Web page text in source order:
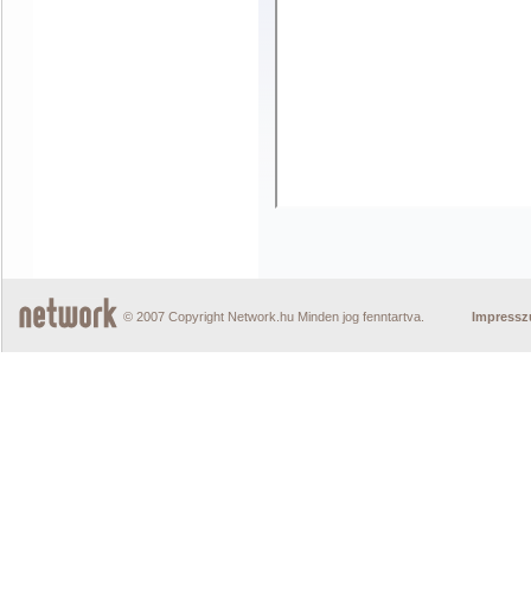
© 2007 Copyright Network.hu Minden jog fenntartva.